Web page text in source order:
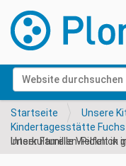
Website durchsuchen
Erweiterte Suche…
Startseite
Unsere
Kindertagesstätte
Unser Familien-Picknick in der Kita Fuchs und Elster –